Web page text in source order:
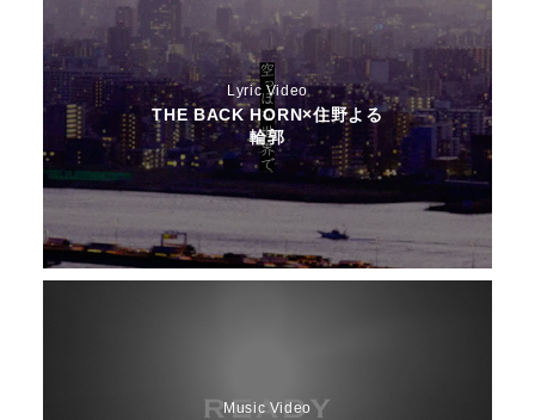
Lyric Video
THE BACK HORN×住野よる
輪郭
Music Video